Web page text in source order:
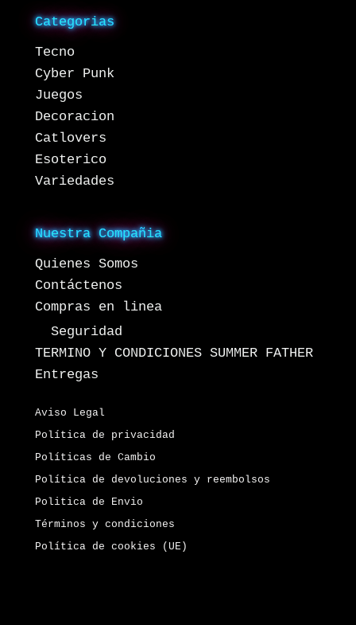
Categorias
Tecno
Cyber Punk
Juegos
Decoracion
Catlovers
Esoterico
Variedades
Nuestra Compañia
Quienes Somos
Contáctenos
Compras en linea
Seguridad
TERMINO Y CONDICIONES SUMMER FATHER
Entregas
Aviso Legal
Política de privacidad
Políticas de Cambio
Política de devoluciones y reembolsos
Politica de Envio
Términos y condiciones
Política de cookies (UE)